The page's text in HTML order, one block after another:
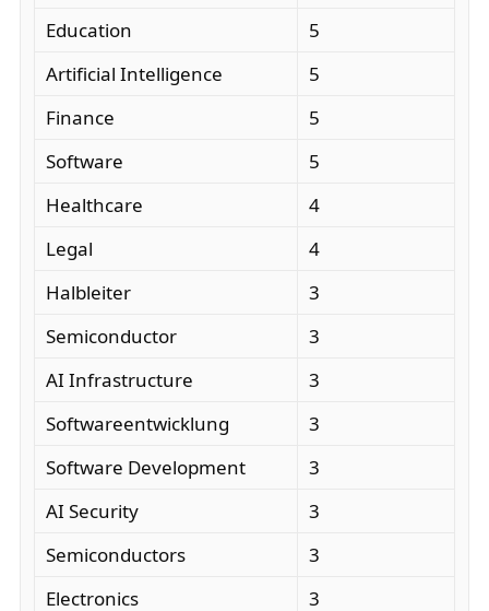
Education
5
Artificial Intelligence
5
Finance
5
Software
5
Healthcare
4
Legal
4
Halbleiter
3
Semiconductor
3
AI Infrastructure
3
Softwareentwicklung
3
Software Development
3
AI Security
3
Semiconductors
3
Electronics
3